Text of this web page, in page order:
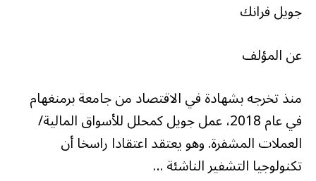
جويل فرانك
عن المؤلف
منذ تخرجه بشهادة في الاقتصاد من جامعة برمنغهام
في عام 2018، عمل جويل كمحلل للأسواق المالية/
العملات المشفرة. وهو يعتقد اعتقادا راسخا أن
تكنولوجيا التشفير الناشئة …